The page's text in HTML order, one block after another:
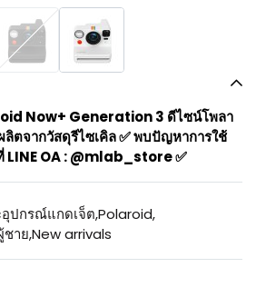
Now+ Generation 3 ดีไซน์โพลา
ตจากวัสดุรีไซเคิล ✅ พบปัญหาการใช้
LINE OA : @mlab_store ✅
ปกรณ์แกดเจ็ต,Polaroid,
ชาย,New arrivals